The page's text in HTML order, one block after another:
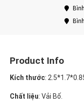
Product Info
Kích thước:
Chất liệu: Vải Bố.